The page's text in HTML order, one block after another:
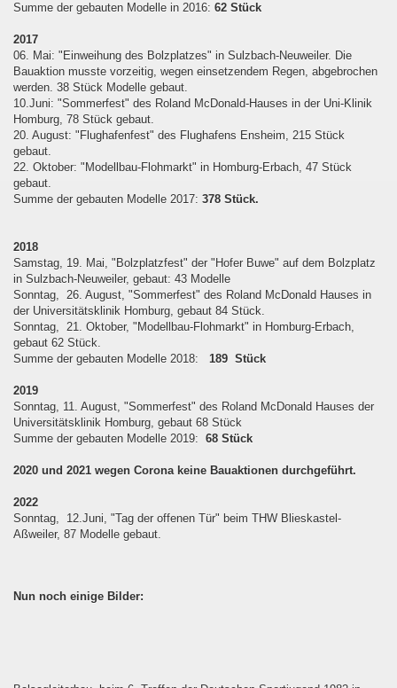
Summe der gebauten Modelle in 2016: 62 Stück
2017
06. Mai: "Einweihung des Bolzplatzes" in Sulzbach-Neuweiler. Die
Bauaktion musste vorzeitig, wegen einsetzendem Regen, abgebrochen
werden. 38 Stück Modelle gebaut.
10.Juni: "Sommerfest" des Roland McDonald-Hauses in der Uni-Klinik
Homburg, 78 Stück gebaut.
20. August: "Flughafenfest" des Flughafens Ensheim, 215 Stück
gebaut.
22. Oktober: "Modellbau-Flohmarkt" in Homburg-Erbach, 47 Stück
gebaut.
Summe der gebauten Modelle 2017: 378 Stück.
2018
Samstag, 19. Mai, "Bolzplatzfest" der "Hofer Buwe" auf dem Bolzplatz
in Sulzbach-Neuweiler, gebaut: 43 Modelle
Sonntag, 26. August, "Sommerfest" des Roland McDonald Hauses in
der Universitätsklinik Homburg, gebaut 84 Stück.
Sonntag, 21. Oktober, "Modellbau-Flohmarkt" in Homburg-Erbach,
gebaut 62 Stück.
Summe der gebauten Modelle 2018:
189 Stück
2019
Sonntag, 11. August, "Sommerfest" des Roland McDonald Hauses der
Universitätsklinik Homburg, gebaut 68 Stück
Summe der gebauten Modelle 2019: 68 Stück
2020 und 2021 wegen Corona keine Bauaktionen durchgeführt.
2022
Sonntag, 12.Juni, "Tag der offenen Tür" beim THW Blieskastel-
Aßweiler, 87 Modelle gebaut.
Nun noch einige Bilder: